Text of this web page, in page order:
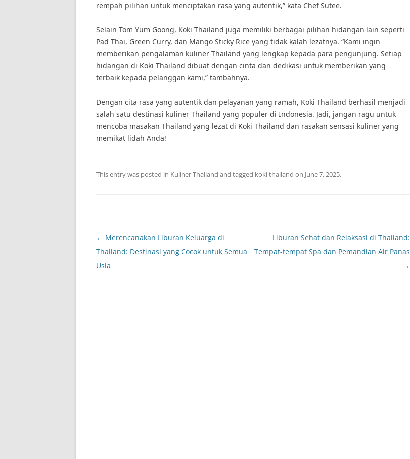
rempah pilihan untuk menciptakan rasa yang autentik,” kata Chef Sutee.
Selain Tom Yum Goong, Koki Thailand juga memiliki berbagai pilihan hidangan lain seperti
Pad Thai, Green Curry, dan Mango Sticky Rice yang tidak kalah lezatnya. “Kami ingin
memberikan pengalaman kuliner Thailand yang lengkap kepada para pengunjung. Setiap
hidangan di Koki Thailand dibuat dengan cinta dan dedikasi untuk memberikan yang
terbaik kepada pelanggan kami,” tambahnya.
Dengan cita rasa yang autentik dan pelayanan yang ramah, Koki Thailand berhasil menjadi
salah satu destinasi kuliner Thailand yang populer di Indonesia. Jadi, jangan ragu untuk
mencoba masakan Thailand yang lezat di Koki Thailand dan rasakan sensasi kuliner yang
memikat lidah Anda!
This entry was posted in Kuliner Thailand and tagged koki thailand on June 7, 2025.
Post
navigation
← Merencanakan Liburan Keluarga di
Thailand: Destinasi yang Cocok untuk Semua
Usia
Liburan Sehat dan Relaksasi di Thailand:
Tempat-tempat Spa dan Pemandian Air Panas
→